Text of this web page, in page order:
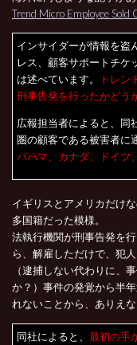
Trend Micro Employee
インサイダーが情報を盗
レス、顧客サポートチケ
は述べています。
トレン
刑事告発を行ったかどう
広報担当者によると、同
圏の顧客である被害者に
バハマ、カナダ、ドイツ
イギリスとアメリカだけ
多国籍だった模様。
法執行機関が刑事告発を
ら、解雇しただけで、犯
（逮捕しない代わりに、
か？）事件の発覚から半
れないことから、ありえな
同社によると、 最初の手